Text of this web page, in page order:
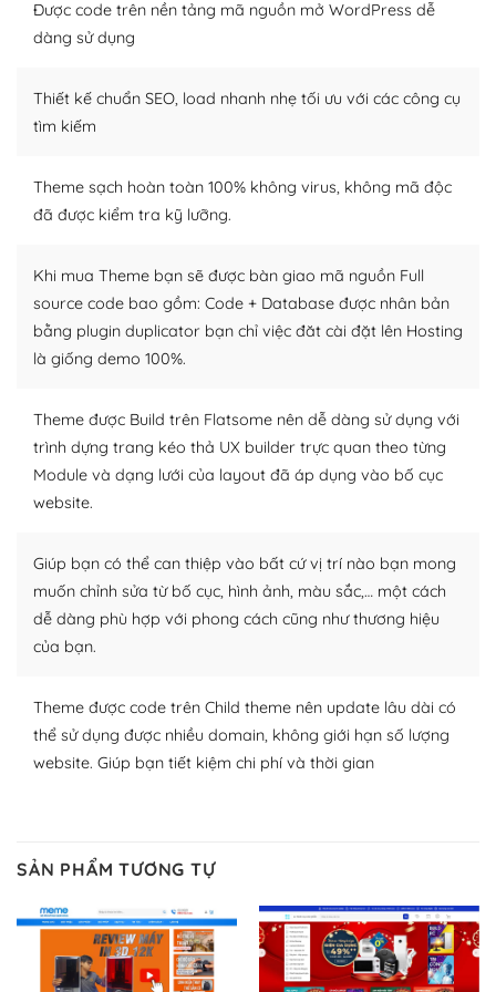
thiết kế tốt, bạn có thể tự sửa đổi. Nếu không bạn có thể
tìm kiếm chúng trên Internet hoặc nhờ chuyên gia.
– Sở hữu một cộng đồng lớn, sẵn sàng hỗ trợ
khổng lồ được kiểm duyệt bởi các nhân viên và những
người cuồng tín WordPress.
Nếu bạn gặp khó khăn, bạn có thể lên mạng và tìm
kiếm những cộng đồng WordPress, họ sẽ giúp bạn trả
lời, giải đáp vấn đề của bạn.
Cộng đồng sử dụng WordPress sẵn sàng hỗ trợ bạn
– Đa dạng plugin và themes
Plugin mở rộng là thành phần cài đặt thêm vào
WordPress để tăng thêm các tính năng cần thiết. Có
nhiều plugin trả phí hoặc miễn phí.
Nhờ lượng người dùng đông đảo, thư viện themes và
plugin của WordPress rất phong phú. Bạn có thể thỏa
thích chọn lựa plugin và themes phù hợp cho mục đích
lập website của mình.
– Dễ sử dụng
Với mọi Hosting bất kỳ thì WordPress đều có thể dễ
Và bạn có toàn quyền tự do khi quyết định nơi lưu trữ
trang web WordPress của bạn.
Dễ dàng lựa chọn Hosting cho website WordPress
Được code trên nền tảng mã nguồn mở WordPress dễ
dàng sử dụng
Thiết kế chuẩn SEO, load nhanh nhẹ tối ưu với các công cụ
tìm kiếm
Theme sạch hoàn toàn 100% không virus, không mã độc
đã được kiểm tra kỹ lưỡng.
Khi mua Theme bạn sẽ được bàn giao mã nguồn Full
source code bao gồm: Code + Database được nhân bản
bằng plugin duplicator bạn chỉ việc đăt cài đặt lên Hosting
là giống demo 100%.
Theme được Build trên Flatsome nên dễ dàng sử dụng với
trình dựng trang kéo thả UX builder trực quan theo từng
Module và dạng lưới của layout đã áp dụng vào bố cục
website.
Giúp bạn có thể can thiệp vào bất cứ vị trí nào bạn mong
muốn chỉnh sửa từ bố cục, hình ảnh, màu sắc,… một cách
dễ dàng phù hợp với phong cách cũng như thương hiệu
của bạn.
Theme được code trên Child theme nên update lâu dài có
thể sử dụng được nhiều domain, không giới hạn số lượng
website. Giúp bạn tiết kiệm chi phí và thời gian
SẢN PHẨM TƯƠNG TỰ